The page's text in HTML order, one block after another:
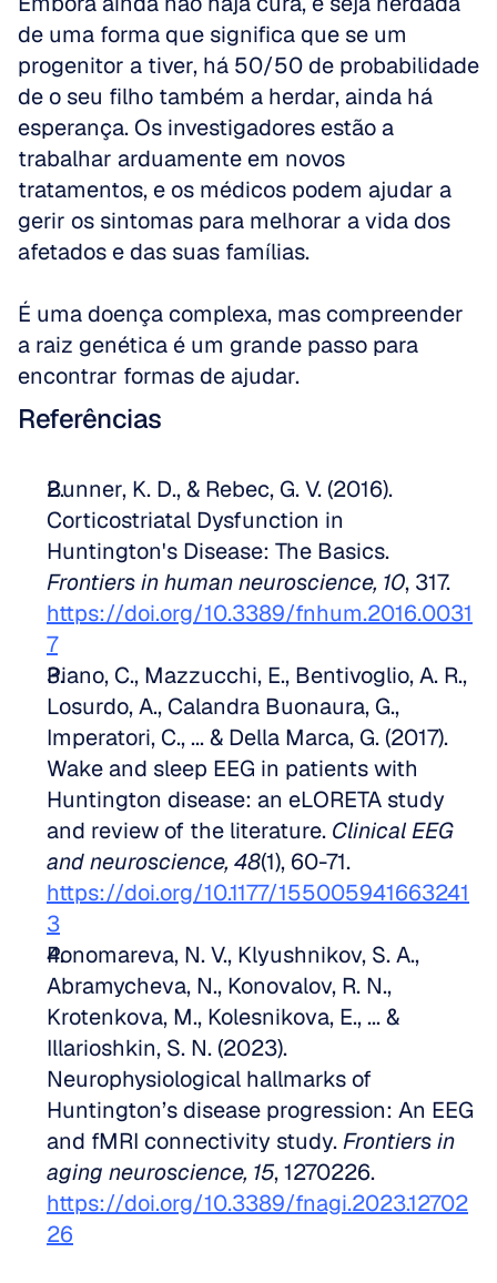
de uma forma que significa que se um
progenitor a tiver, há 50/50 de probabilidade
de o seu filho também a herdar, ainda há
esperança. Os investigadores estão a
trabalhar arduamente em novos
tratamentos, e os médicos podem ajudar a
gerir os sintomas para melhorar a vida dos
afetados e das suas famílias.
É uma doença complexa, mas compreender
a raiz genética é um grande passo para
encontrar formas de ajudar.
Referências
Bunner, K. D., & Rebec, G. V. (2016).
Corticostriatal Dysfunction in
Frontiers in human neuroscience, 10
https://doi.org/10.3389/fnhum.2016.0031
7
Piano, C., Mazzucchi, E., Bentivoglio, A. R.,
Losurdo, A., Calandra Buonaura, G.,
Imperatori, C., ... & Della Marca, G. (2017).
Wake and sleep EEG in patients with
Huntington disease: an eLORETA study
and review of the literature. Clinical EEG
and neuroscience, 48
https://doi.org/10.1177/155005941663241
3
Ponomareva, N. V., Klyushnikov, S. A.,
Abramycheva, N., Konovalov, R. N.,
Krotenkova, M., Kolesnikova, E., ... &
Illarioshkin, S. N. (2023).
Neurophysiological hallmarks of
Huntington’s disease progression: An EEG
and fMRI connectivity study. Frontiers in
aging neuroscience, 15
https://doi.org/10.3389/fnagi.2023.12702
26